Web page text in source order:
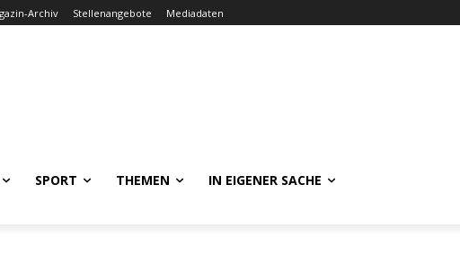
Archiv Stellenangebote Mediadaten
SPORT THEMEN IN EIGENER SACHE